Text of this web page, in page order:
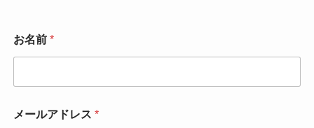
メ
ー
レ
ス
お名前 *
メールアドレス *